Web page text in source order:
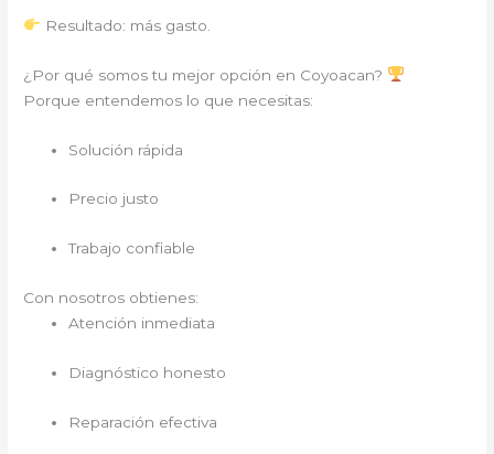
Resultado: más gasto.
¿Por qué somos tu mejor opción en Coyoacan?
Porque entendemos lo que necesitas:
Solución rápida
Precio justo
Trabajo confiable
Con nosotros obtienes:
Atención inmediata
Diagnóstico honesto
Reparación efectiva